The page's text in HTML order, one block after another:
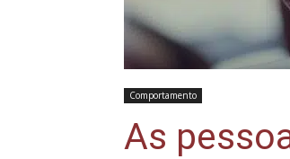
Comportamento
As